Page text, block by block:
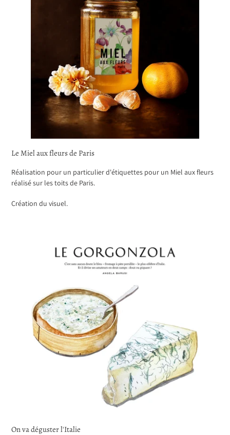
Le Miel aux fleurs de Paris
Réalisation pour un particulier d'étiquettes pour un Miel aux fleurs
réalisé sur les toits de Paris.
Création du visuel.
On va déguster l'Italie